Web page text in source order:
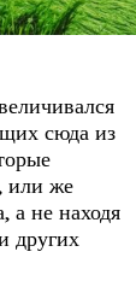
сюда из
или же
а не находя
других